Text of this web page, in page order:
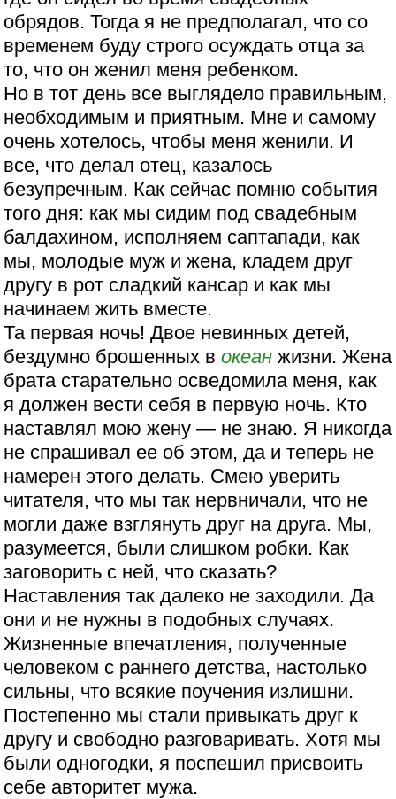
обрядов. Тогда я не предполагал, что со
временем буду строго осуждать отца за
то, что он женил меня ребенком.
Но в тот день все выглядело правильным,
необходимым и приятным. Мне и самому
очень хотелось, чтобы меня женили. И
все, что делал отец, казалось
безупречным. Как сейчас помню события
того дня: как мы сидим под свадебным
балдахином, исполняем саптапади, как
мы, молодые муж и жена, кладем друг
другу в рот сладкий кансар и как мы
начинаем жить вместе.
Та первая ночь! Двое невинных детей,
бездумно брошенных вокеан жизни. Жена
брата старательно осведомила меня, как
я должен вести себя в первую ночь. Кто
наставлял мою жену — не знаю. Я никогда
не спрашивал ее об этом, да и теперь не
намерен этого делать. Смею уверить
читателя, что мы так нервничали, что не
могли даже взглянуть друг на друга. Мы,
разумеется, были слишком робки. Как
заговорить с ней, что сказать?
Наставления так далеко не заходили. Да
они и не нужны в подобных случаях.
Жизненные впечатления, полученные
человеком с раннего детства, настолько
сильны, что всякие поучения излишни.
Постепенно мы стали привыкать друг к
другу и свободно разговаривать. Хотя мы
были одногодки, я поспешил присвоить
себе авторитет мужа.